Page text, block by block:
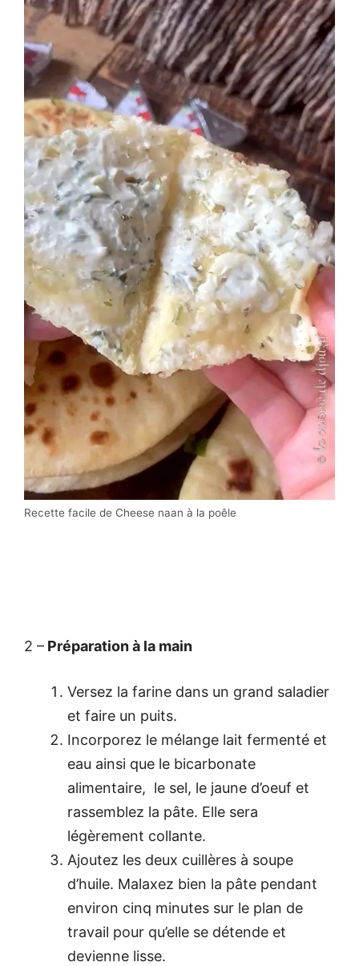
Recette facile de Cheese naan à la poêle
2 – Préparation à la main
Versez la farine dans un grand saladier
et faire un puits.
Incorporez le mélange lait fermenté et
eau ainsi que le bicarbonate
alimentaire, le sel, le jaune d’oeuf et
rassemblez la pâte. Elle sera
légèrement collante.
Ajoutez les deux cuillères à soupe
d’huile. Malaxez bien la pâte pendant
environ cinq minutes sur le plan de
travail pour qu’elle se détende et
devienne lisse.